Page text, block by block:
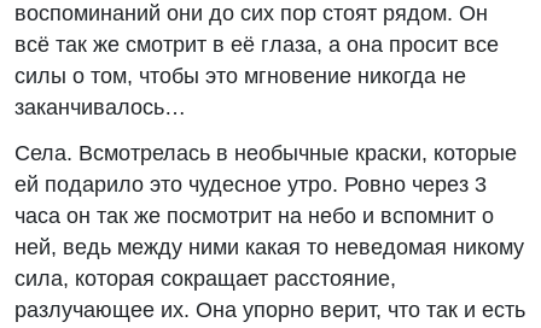
воспоминаний они до сих пор стоят рядом. Он
всё так же смотрит в её глаза, а она просит все
силы о том, чтобы это мгновение никогда не
заканчивалось…
Села. Всмотрелась в необычные краски, которые
ей подарило это чудесное утро. Ровно через 3
часа он так же посмотрит на небо и вспомнит о
ней, ведь между ними какая то неведомая никому
сила, которая сокращает расстояние,
разлучающее их. Она упорно верит, что так и есть